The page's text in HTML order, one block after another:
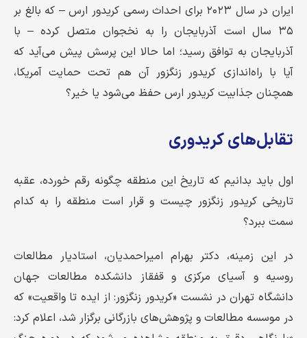
ایران در سال ۲۰۲۳ برای احداث رسمی کریدور ارس – که بالغ بر
۳۵ سال است آذربایجان را به نخجوان متصل کرده – با
آذربایجان به توافق رسید؛ اما حالا این پرسش پیش می‌آید که
آیا با راه‌اندازی کریدور زنگزور آن هم تحت حمایت آمریکا،
همچنان جذابیت کریدور ارس حفظ می‌شود یا خیر؟
تقابل‌های کریدوری
اول باید بدانیم که تاریخ این منطقه چگونه رقم خورده، عقبه
تاریخی کریدور زنگزور چیست و قرار است منطقه را به کدام
سمت ببرد؟
در این زمینه، دکتر بهرام امیراحمدیان، استادیار مطالعات
روسیه و آسیای مرکزی و قفقاز دانشکده مطالعات جهان
دانشگاه تهران در نشست «کریدور زنگزور: از ایده تا واقعیت» که
در موسسه مطالعات و پژوهش‌های بازرگانی برگزار شد، اعلام کرد: